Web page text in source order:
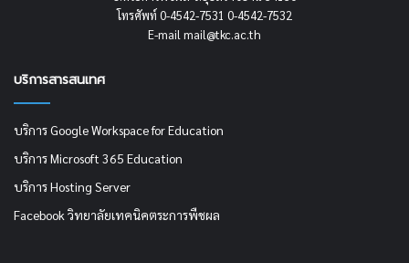
โทรศัพท์ 0-4542-7531 0-4542-7532
E-mail mail@tkc.ac.th
บริการสารสนเทศ
บริการ Google Workspace for Education
บริการ Microsoft 365 Education
บริการ Hosting Server
Facebook วิทยาลัยเทคนิคตระการพืชผล